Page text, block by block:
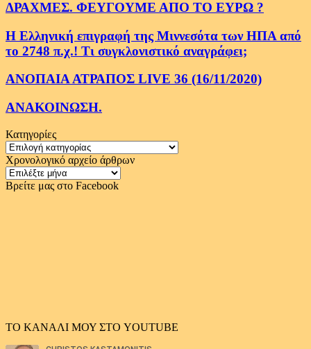
ΔΡΑΧΜΕΣ. ΦΕΥΓΟΥΜΕ ΑΠΟ ΤΟ ΕΥΡΩ ?
Η Ελληνική επιγραφή της Μιννεσότα των ΗΠΑ από
το 2748 π.χ.! Τι συγκλονιστικό αναγράφει;
ΑΝΟΠΑΙΑ ΑΤΡΑΠΟΣ LIVE 36 (16/11/2020)
ΑΝΑΚΟΙΝΩΣΗ.
Κατηγορίες
Κατηγορίες
Χρονολογικό αρχείο άρθρων
Χρονολογικό
αρχείο
Βρείτε μας στο Facebook
ΤΟ ΚΑΝΑΛΙ ΜΟΥ ΣΤΟ YOUTUBE